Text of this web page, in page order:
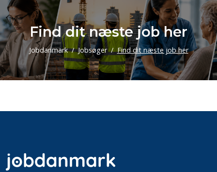
Find dit næste job her
Jobdanmark Jobsøger Find dit næste job her